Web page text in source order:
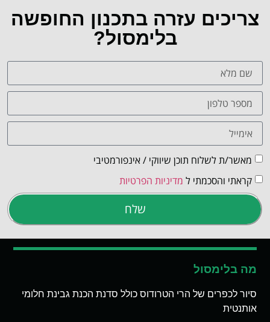
צריכים עזרה בתכנון החופשה
בלימסול?
מאשר/ת לשלוח תוכן שיווקי / אינפורמטיבי
קראתי והסכמתי ל מדיניות הפרטיות
שלח
מה בלימסול
סיור לכפרים של הרי הטרודוס כולל סדנת הכנת גבינת חלומי
אותנטית